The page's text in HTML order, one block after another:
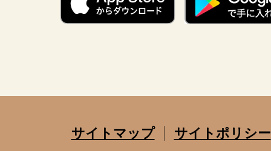
サイトマップ
サイトポリシー